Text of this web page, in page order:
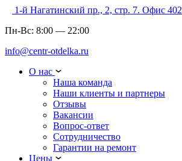
1-й Нагатинский пр., 2, стр. 7. Офис 402
Пн-Вс: 8:00 — 22:00
info@centr-otdelka.ru
О нас
Наша команда
Наши клиенты и партнеры
Отзывы
Вакансии
Вопрос-ответ
Сотрудничество
Гарантии на ремонт
Цены